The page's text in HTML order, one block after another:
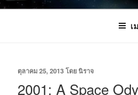
เ
เขียน
ที่
ตุลาคม 25, 2013 โดย นิราจ
2001: A Space